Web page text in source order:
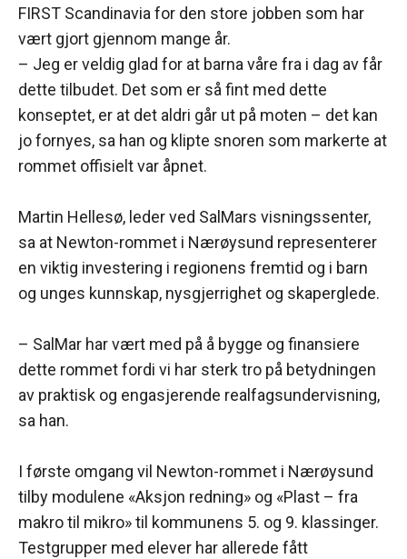
FIRST Scandinavia for den store jobben som har
vært gjort gjennom mange år.
– Jeg er veldig glad for at barna våre fra i dag av får
dette tilbudet. Det som er så fint med dette
konseptet, er at det aldri går ut på moten – det kan
jo fornyes, sa han og klipte snoren som markerte at
rommet offisielt var åpnet.
Martin Hellesø, leder ved SalMars visningssenter,
sa at Newton-rommet i Nærøysund representerer
en viktig investering i regionens fremtid og i barn
og unges kunnskap, nysgjerrighet og skaperglede.
– SalMar har vært med på å bygge og finansiere
dette rommet fordi vi har sterk tro på betydningen
av praktisk og engasjerende realfagsundervisning,
sa han.
I første omgang vil Newton-rommet i Nærøysund
tilby modulene «Aksjon redning» og «Plast – fra
makro til mikro» til kommunens 5. og 9. klassinger.
Testgrupper med elever har allerede fått